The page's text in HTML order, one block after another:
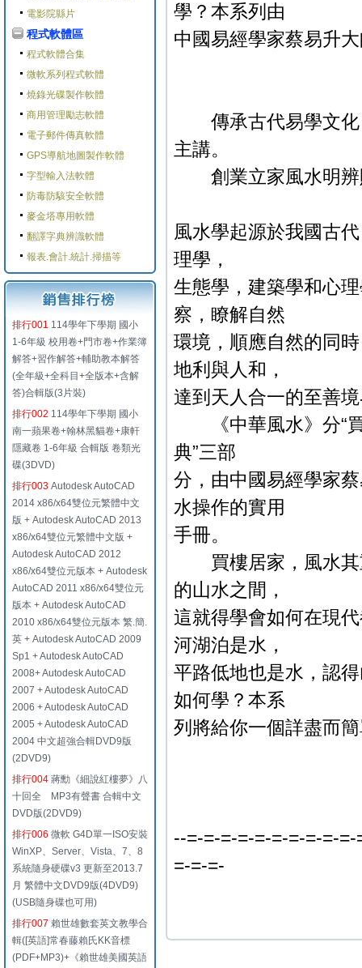
電影院縣片
程式軟體區
程式軟體合集
微軟系列程式軟體
燒錄光碟製作軟體
商用管理勵志軟體
電子郵件傳真軟體
GPS導航地圖製作軟體
字型輸入法軟體
防毒防駭安全軟體
麥金塔專用軟體
翻譯字典辨識軟體
報表.會計.統計.掃描等
排行001 114學年下學期 國小
1-6年級 校用卷+門市卷+作業簿
解答+習作解答+輔助教本解答
(全年級+全科目+全版本+含解
答)合輯版(3片裝)
排行002 114學年下學期 國小
南一蘋果卷+翰林黑貓卷+康軒
隱藏卷 1-6年級 合輯版 卷類光
碟(3DVD)
排行003 Autodesk AutoCAD
2014 x86/x64雙位元繁體中文
版 + Autodesk AutoCAD 2013
x86/x64雙位元繁體中文版 +
Autodesk AutoCAD 2012
x86/x64雙位元版本 + Autodesk
AutoCAD 2011 x86/x64雙位元
版本 + Autodesk AutoCAD
2010 x86/x64雙位元版本 繁.簡.
英 + Autodesk AutoCAD 2009
Sp1 + Autodesk AutoCAD
2008+ Autodesk AutoCAD
2007 + Autodesk AutoCAD
2006 + Autodesk AutoCAD
2005 + Autodesk AutoCAD
2004 中文超強合輯DVD9版
(2DVD9)
排行004 蔣勳《細說紅樓夢》八
十回全 MP3有聲書 合輯中文
DVD版(2DVD9)
排行006 微軟 G4D單一ISO安裝
WinXP、Server、Vista、7、8
系統隨身硬碟v3 更新至2013.7
月 繁體中文DVD9版(4DVD9)
(USB隨身碟也可用)
排行007 賴世雄數套英文教學合
輯([英語]常春藤賴氏KK音標
(PDF+MP3)+《賴世雄美國英語
學？本系列由
中國易經學家蔡易升
傳承古代易學文化
主講。
創業立家風水明辨
風水學起源於我國古
理學，
生態學，建築學和心
察，瞭解自然
環境，順應自然的同
地利與人和，
達到天人合一的至善
《中華風水》分“買
典”三部
分，由中國易經學家
水操作的實用
手冊。
買樓居家，風水其
的山水之間，
這就得學會如何在現
河湖泊是水，
平路低地也是水，認
如何學？本系
列將給你一個詳盡而
--=-=-=-=-=-=-=-=-=-
=-=-=-